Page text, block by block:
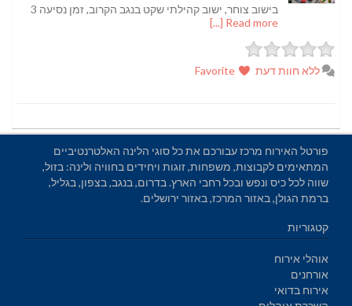
בישוב צוחר, ישוב קהילתי שקט בנגב הקרוב, זמן נסיעה 3
Read more [...]
ללא חוות דעת
פורטל האירוח מרכז עבורכם את כל סוגי הלינה האלטרנטיביים
המתאימים לקבוצות, משפחות, זוגות ויחידים בחוויה ולינה: בזול,
שווה לכל כיס ונפש ובכל רחבי הארץ. בדרום, בנגב, בצפון, בגליל,
ברמת הגולן, באזור המרכז, באזור ירושלים.
קטגוריות
אוהלי אירוח
אורחנים
אירוח בדואי